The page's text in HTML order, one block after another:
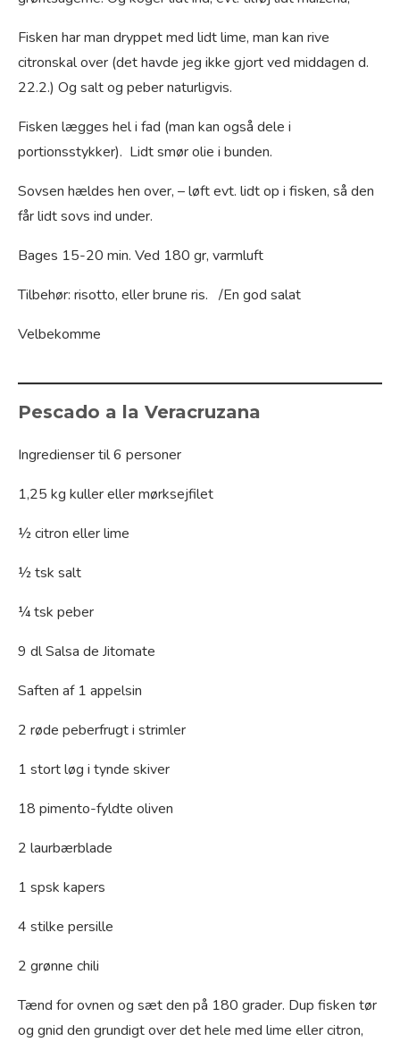
Fisken har man dryppet med lidt lime, man kan rive
citronskal over (det havde jeg ikke gjort ved middagen d.
22.2.) Og salt og peber naturligvis.
Fisken lægges hel i fad (man kan også dele i
portionsstykker). Lidt smør olie i bunden.
Sovsen hældes hen over, – løft evt. lidt op i fisken, så den
får lidt sovs ind under.
Bages 15-20 min. Ved 180 gr, varmluft
Tilbehør: risotto, eller brune ris. /En god salat
Velbekomme
Pescado a la Veracruzana
Ingredienser til 6 personer
1,25 kg kuller eller mørksejfilet
½ citron eller lime
½ tsk salt
¼ tsk peber
9 dl Salsa de Jitomate
Saften af 1 appelsin
2 røde peberfrugt i strimler
1 stort løg i tynde skiver
18 pimento-fyldte oliven
2 laurbærblade
1 spsk kapers
4 stilke persille
2 grønne chili
Tænd for ovnen og sæt den på 180 grader. Dup fisken tør
og gnid den grundigt over det hele med lime eller citron,